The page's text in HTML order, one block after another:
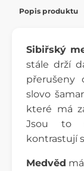
Popis produktu
Sibiřský
stále drží
přerušeny
slovo
které má
Jsou to
kontrastují
Medvěd